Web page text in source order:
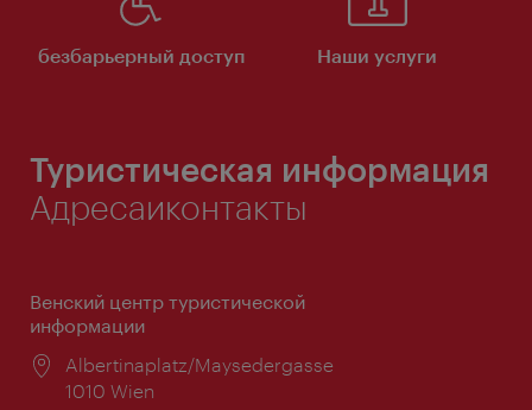
безбарьерный доступ Наши услуги
Туристическая информация
Адресаиконтакты
Венский центр туристической
информации
Расположение:
Albertinaplatz/Maysedergasse
1010 Wien